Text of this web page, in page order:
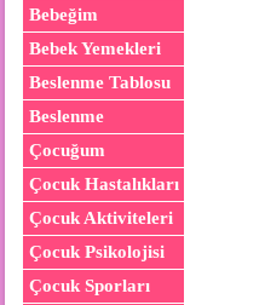
Bebeğim
Bebek Yemekleri
Beslenme Tablosu
Beslenme
Çocuğum
Çocuk Hastalıkları
Çocuk Aktiviteleri
Çocuk Psikolojisi
Çocuk Sporları